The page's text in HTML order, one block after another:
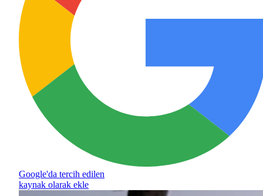
Google'da tercih edilen
kaynak olarak ekle